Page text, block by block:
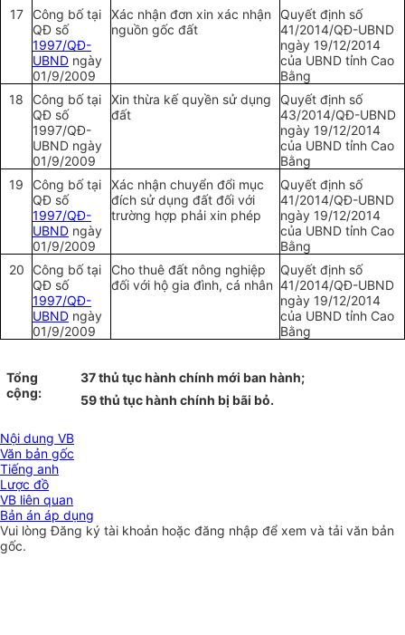
17
Công bố tại
QĐ số
1997/QĐ-
UBND ngày
01/9/2009
Xác nhận đơn xin xác nhận
nguồn gốc đất
Quyết định số
41/2014/QĐ-UBND
ngày 19/12/2014
của UBND tỉnh Cao
Bằng
18
Công bố tại
QĐ số
1997/QĐ-
UBND ngày
01/9/2009
Xin thừa kế quyền sử dụng
đất
Quyết định số
43/2014/QĐ-UBND
ngày 19/12/2014
của UBND tỉnh Cao
Bằng
19
Công bốtại
QĐ số
1997/QĐ-
UBND ngày
01/9/2009
Xác nhận chuyển đổi mục
đích sử dụng đất đối với
trường hợp phải xin phép
Quyết định số
41/2014/QĐ-UBND
ngày 19/12/2014
của UBND tỉnh Cao
Bằng
20
Công bố tại
QĐ số
1997/QĐ-
UBND ngày
01/9/2009
Cho thuê đất nông nghiệp
đối với hộ gia đình, cá nhân
Quyết định số
41/2014/QĐ-UBND
ngày 19/12/2014
của UBND tỉnh Cao
Bằng
Tổng
cộng:
37 thủ tục hành chính mới ban hành;
59 thủ tụchành chính bị bãi bỏ.
Nội dung VB
Văn bản gốc
Tiếng anh
Lược đồ
VB liên quan
Bản án áp dụng
Vui lòngĐăng ký tài khoản hoặc đăng nhập để xem và tải văn bản
gốc.